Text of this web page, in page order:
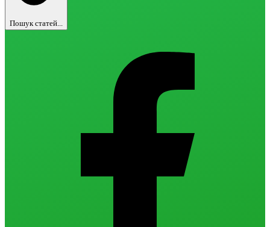
Пошук статей...